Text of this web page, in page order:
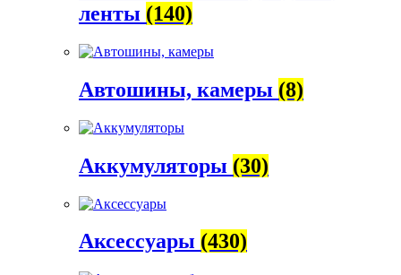
ленты (140)
Автошины, камеры (8)
Аккумуляторы (30)
Аксессуары (430)